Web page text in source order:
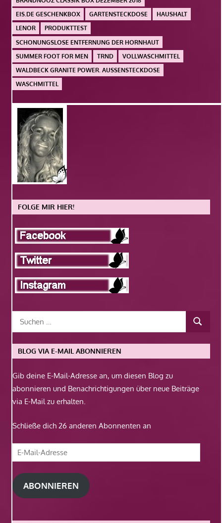
EIS.DE GESCHENKBOX
GARTENSTECKDOSE
HAUSHALT
LENOR
PRODUKTTEST
SCHONUNGSLOSE ENTFERNUNG DER HORNHAUT
SUMMER FOOT FOR MEN
TRND
VOLLWASCHMITTEL
WALDBECK GRANITE POWER. AUSSENSTECKDOSE
WASCHMITTEL
FOLGE MIR HIER!
BLOG VIA E-MAIL ABONNIEREN
Gib deine E-Mail-Adresse an, um diesen Blog zu
abonnieren und Benachrichtigungen über neue Beiträge
via E-Mail zu erhalten.
Schließe dich 26 anderen Abonnenten an
E-
Mail-
Adresse
ABONNIEREN